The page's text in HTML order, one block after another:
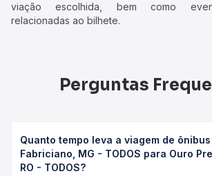
viação escolhida, bem como
relacionadas ao bilhete.
Perguntas
Quanto tempo leva a viagem de
Fabriciano, MG - TODOS para Ouro
RO - TODOS?